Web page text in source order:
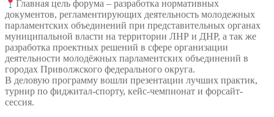
Главная цель форума – разработка нормативных
документов, регламентирующих деятельность молодежных
парламентских объединений при представительных органах
муниципальной власти на территории ЛНР и ДНР, а так же
разработка проектных решений в сфере организации
деятельности молодёжных парламентских объединений в
городах Приволжского федерального округа.
В деловую программу вошли презентации лучших практик,
турнир по фиджитал-спорту, кейс-чемпионат и форсайт-
сессия.